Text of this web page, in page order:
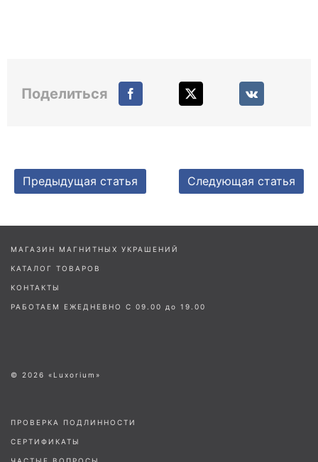
Поделиться
Предыдущая статья Следующая статья
МАГАЗИН МАГНИТНЫХ УКРАШЕНИЙ
КАТАЛОГ ТОВАРОВ
КОНТАКТЫ
РАБОТАЕМ ЕЖЕДНЕВНО С 09.00 до 19.00
© 2026 «Luxorium»
ПРОВЕРКА ПОДЛИННОСТИ
СЕРТИФИКАТЫ